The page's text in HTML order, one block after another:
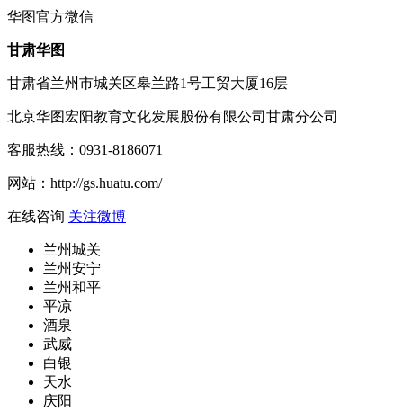
华图官方微信
甘肃华图
甘肃省兰州市城关区皋兰路1号工贸大厦16层
北京华图宏阳教育文化发展股份有限公司甘肃分公司
客服热线： 0931-8186071
网站： http://gs.huatu.com/
在线咨询 关注微博
兰州城关
兰州安宁
兰州和平
平凉
酒泉
武威
白银
天水
庆阳